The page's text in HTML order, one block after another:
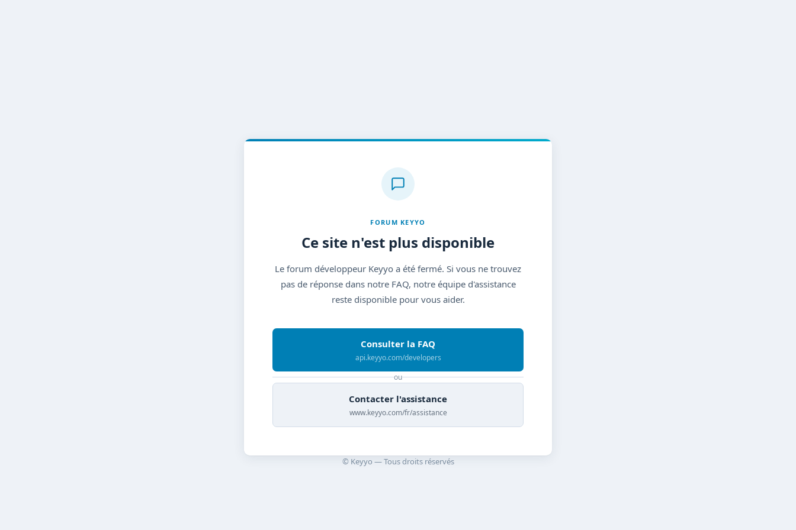
FORUM KEYYO
Ce site n'est plus disponible
Le forum développeur Keyyo a été fermé. Si vous ne trouvez
pas de réponse dans notre FAQ, notre équipe d'assistance
reste disponible pour vous aider.
Consulter la FAQ
api.keyyo.com/developers
ou
Contacter l'assistance
www.keyyo.com/fr/assistance
© Keyyo — Tous droits réservés